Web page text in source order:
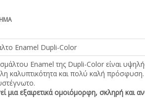
Enamel Dupli-Color
Enamel της Dupli-Color είναι
καλυπτικότητα και πολύ καλή πρόσφυση.
μια εξαιρετικά ομοιόμορφη, σκληρή και